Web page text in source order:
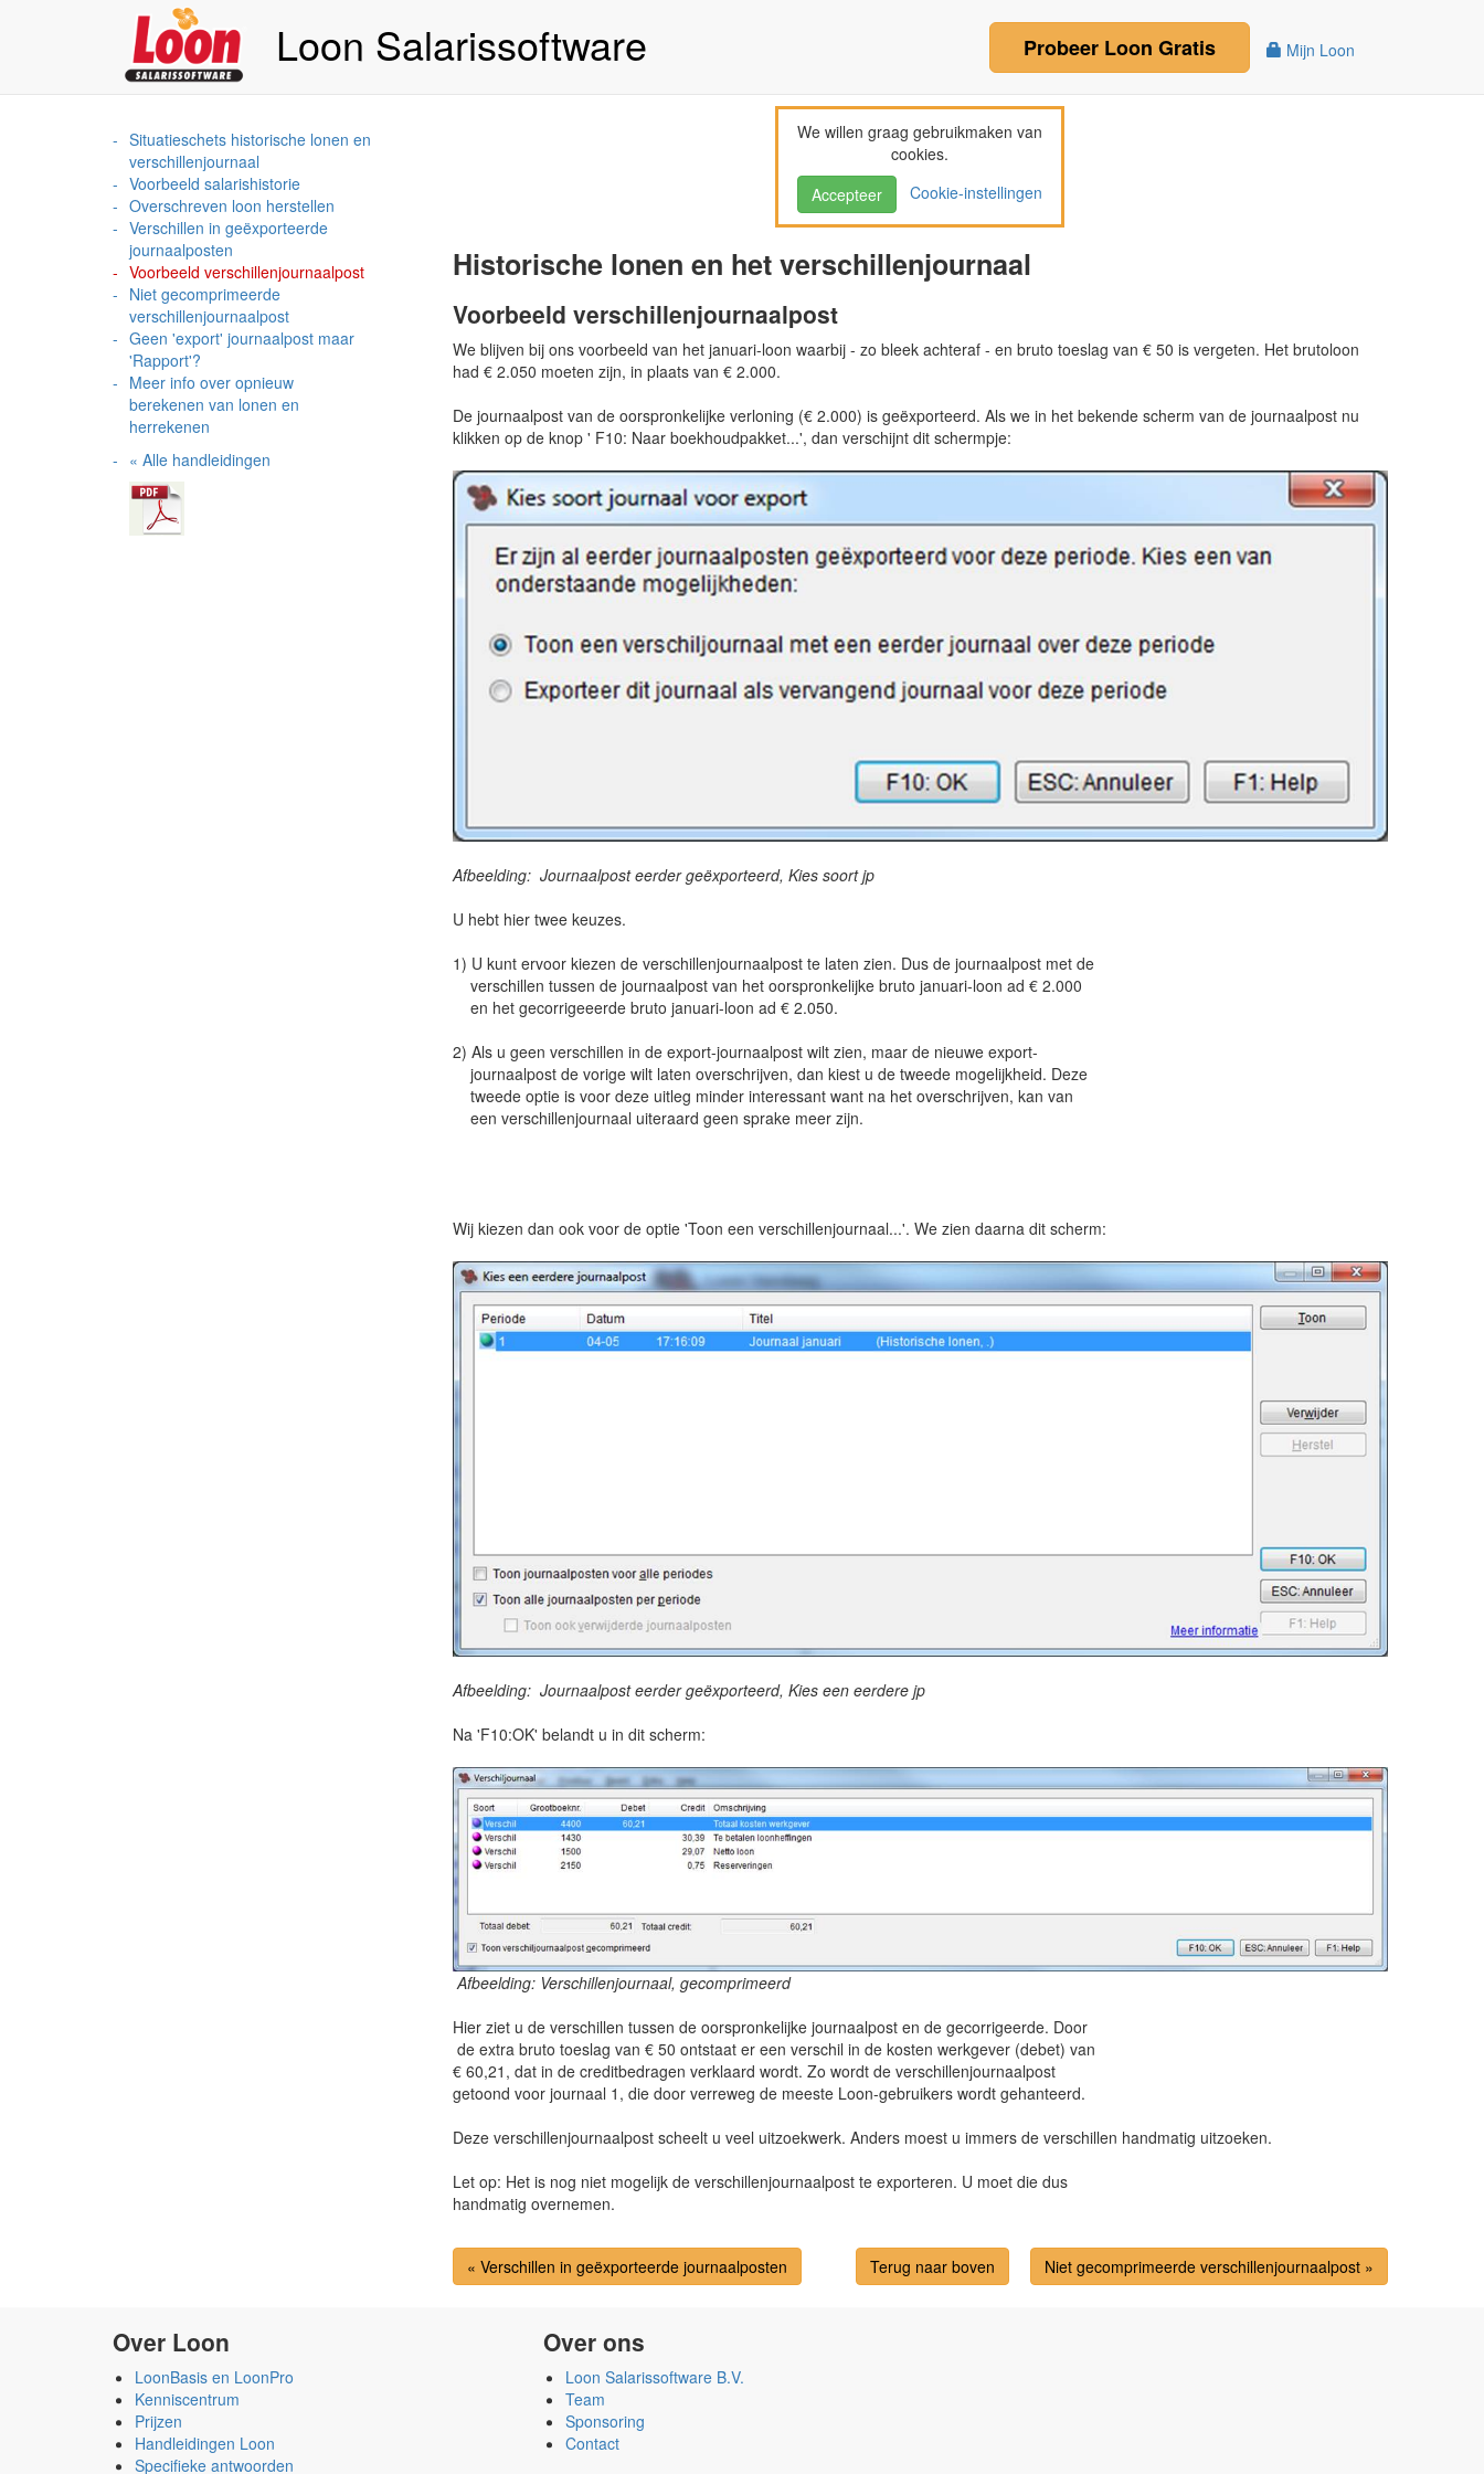
Loon Salarissoftware Mijn Loon
Probeer Loon Gratis
Situatieschets historische lonen en
verschillenjournaal
Voorbeeld salarishistorie
Overschreven loon herstellen
Verschillen in geëxporteerde
journaalposten
Voorbeeld verschillenjournaalpost
Niet gecomprimeerde
verschillenjournaalpost
Geen 'export' journaalpost maar
'Rapport'?
Meer info over opnieuw
berekenen van lonen en
herrekenen
« Alle handleidingen
We willen graag gebruikmaken van
cookies.
Accepteer
Cookie-instellingen
Historische lonen en het verschillenjournaal
Voorbeeld verschillenjournaalpost
We blijven bij ons voorbeeld van het januari-loon waarbij - zo bleek achteraf - en bruto toeslag van € 50 is vergeten. Het brutoloon
had € 2.050 moeten zijn, in plaats van € 2.000.
De journaalpost van de oorspronkelijke verloning (€ 2.000) is geëxporteerd. Als we in het bekende scherm van de journaalpost nu
klikken op de knop ' F10: Naar boekhoudpakket...', dan verschijnt dit schermpje:
Afbeelding: Journaalpost eerder geëxporteerd, Kies soort jp
U hebt hier twee keuzes.
1) U kunt ervoor kiezen de verschillenjournaalpost te laten zien. Dus de journaalpost met de
verschillen tussen de journaalpost van het oorspronkelijke bruto januari-loon ad € 2.000
en het gecorrigeeerde bruto januari-loon ad € 2.050.
2) Als u geen verschillen in de export-journaalpost wilt zien, maar de nieuwe export-
journaalpost de vorige wilt laten overschrijven, dan kiest u de tweede mogelijkheid. Deze
tweede optie is voor deze uitleg minder interessant want na het overschrijven, kan van
een verschillenjournaal uiteraard geen sprake meer zijn.
Wij kiezen dan ook voor de optie 'Toon een verschillenjournaal...'. We zien daarna dit scherm:
Afbeelding: Journaalpost eerder geëxporteerd, Kies een eerdere jp
Na 'F10:OK' belandt u in dit scherm:
Afbeelding: Verschillenjournaal, gecomprimeerd
Hier ziet u de verschillen tussen de oorspronkelijke journaalpost en de gecorrigeerde. Door
de extra bruto toeslag van € 50 ontstaat er een verschil in de kosten werkgever (debet) van
€ 60,21, dat in de creditbedragen verklaard wordt. Zo wordt de verschillenjournaalpost
getoond voor journaal 1, die door verreweg de meeste Loon-gebruikers wordt gehanteerd.
Deze verschillenjournaalpost scheelt u veel uitzoekwerk. Anders moest u immers de verschillen handmatig uitzoeken.
Let op: Het is nog niet mogelijk de verschillenjournaalpost te exporteren. U moet die dus
handmatig overnemen.
« Verschillen in geëxporteerde journaalposten Terug naar boven Niet gecomprimeerde verschillenjournaalpost »
Over Loon
LoonBasis en LoonPro
Kenniscentrum
Prijzen
Handleidingen Loon
Specifieke antwoorden
Over ons
Loon Salarissoftware B.V.
Team
Sponsoring
Contact